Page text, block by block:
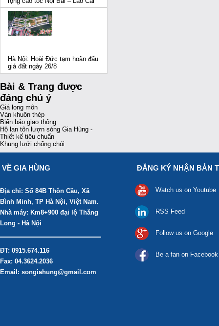
Hà Nội: Hoài Đức tạm hoãn đấu
giá đất ngày 26/8
Bài & Trang được
đáng chú ý
Giá long môn
Ván khuôn thép
Biển báo giao thông
Hộ lan tôn lượn sóng Gia Hùng -
Thiết kế tiêu chuẩn
Khung lưới chống chói
VỀ GIA HÙNG
Địa chỉ: Số 84B Thôn Cầu, Xã
Bình Minh, TP Hà Nội, Việt Nam.
Nhà máy: Km8+900 đại lộ Thăng
Long - Hà Nội
ĐT: 0915.674.116
Fax: 04.3624.2036
Email: songiahung@gmail.com
ĐĂNG KÝ NHẬN BẢN
Watch us on Youtube
RSS Feed
Follow us on Google
Be a fan on Facebook